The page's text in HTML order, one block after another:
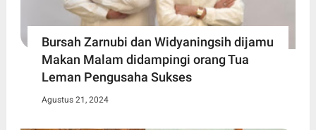
Bursah Zarnubi dan Widyaningsih dijamu
Makan Malam didampingi orang Tua
Leman Pengusaha Sukses
Agustus 21, 2024